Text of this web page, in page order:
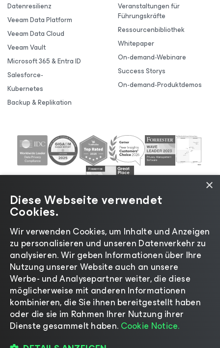
Datenresilienz
Veeam Data Platform
Veeam Data Cloud
Veeam Vault
Microsoft 365 & Entra ID
Salesforce-
Kubernetes
Backup & Replikation
Veranstaltungen für
Führungskräfte
Ressourcenbibliothek
Whitepaper
On-demand-Webinare
Success Storys
On-demand-Produktdemos
©2026 Veeam® Software |Datenschutzrichtlinie|
Cookies|Rechtliches |Lizenzierungsrichtlinie|
Lieferanten-Ressourcen| Impressum
Sprache ändern
×
Diese Webseite verwendet
Cookies.
Wir verwenden Cookies, um Inhalte und Anzeigen
zu personalisieren und unseren Datenverkehr zu
analysieren. Wir geben Informationen über Ihre
Nutzung unserer Website auch an unsere
Werbe- und Analysepartner weiter, die diese
möglicherweise mit anderen Informationen
kombinieren, die Sie ihnen bereitgestellt haben
oder die sie im Rahmen Ihrer Nutzung ihrer
Dienste gesammelt haben. Cookie Notice.